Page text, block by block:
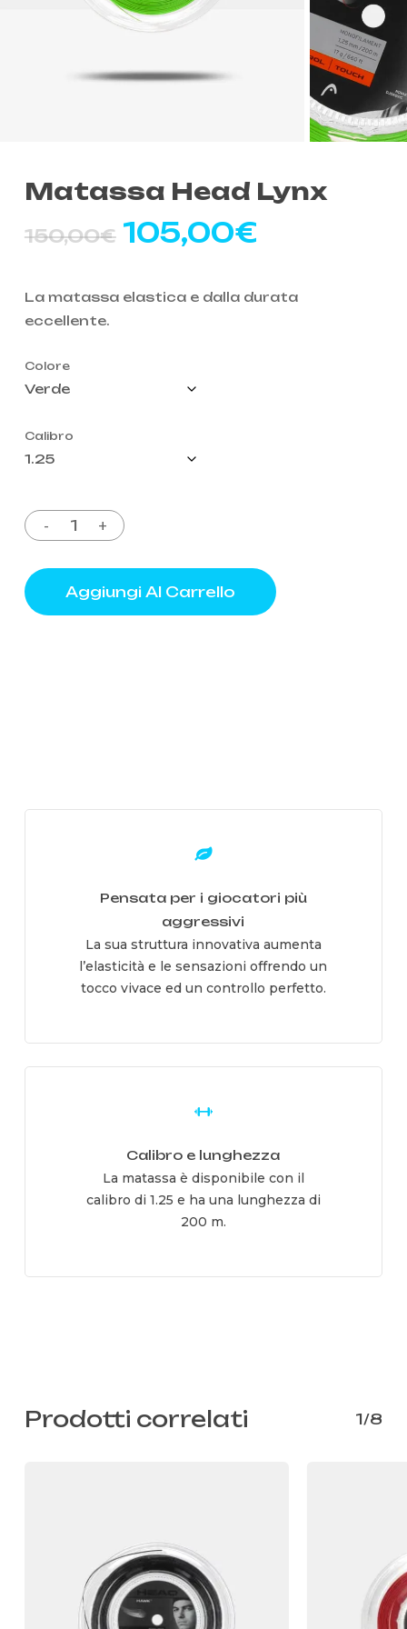
Matassa Head Lynx
150,00€ Il
originale
era:
105,00€
attuale
è:
La matassa elastica e dalla durata
eccellente.
Colore
Calibro
Aggiungi Al Carrello
Pensata per i giocatori più
aggressivi
La sua struttura innovativa aumenta
l’elasticità e le sensazioni offrendo un
tocco vivace ed un controllo perfetto.
Calibro e lunghezza
La matassa è disponibile con il
calibro di 1.25 e ha una lunghezza di
200 m.
Prodotti correlati 1/8